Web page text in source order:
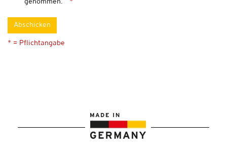
genommen.
Abschicken
* = Pflichtangabe